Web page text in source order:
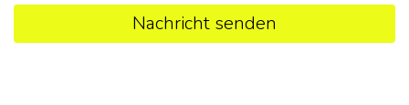
Nachricht senden